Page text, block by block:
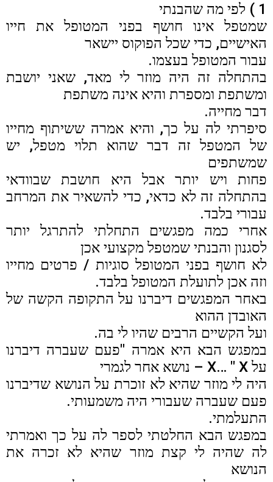
1 ) לפי מה שהבנתי
שמטפל אינו חושף בפני המטופל את חייו
האישיים, כדי שכל הפוקוס יישאר
עבור המטופל בעצמו.
בהתחלה זה היה מוזר לי מאד, שאני יושבת
ומשתפת ומספרת והיא אינה משתפת
דבר מחייה.
סיפרתי לה על כך, והיא אמרה ששיתוף מחייו
של המטפל זה דבר שהוא תלוי מטפל, יש
שמשתפים
פחות ויש יותר אבל היא חושבת שבוודאי
בהתחלה זה לא כדאי, כדי להשאיר את המרחב
עבורי בלבד.
אחרי כמה מפגשים התחלתי להתרגל יותר
לסגנון והבנתי שמטפל מקצועי אכן
לא חושף בפני המטופל סוגיות / פרטים מחייו
וזה אכן לתועלת המטופל בלבד.
באחר המפגשים דיברנו על התקופה הקשה של
האובדן ההוא
ועל הקשיים הרבים שהיו לי בה.
במפגש הבא היא אמרה "פעם שעברה דיברנו
על X… " X – נושא אחר לגמרי
היה לי מוזר שהיא לא זוכרת על הנושא שדיברנו
פעם שעברה שעבורי היה משמעותי.
התעלמתי.
במפגש הבא החלטתי לספר לה על כך ואמרתי
לה שהיה לי קצת מוזר שהיא לא זכרה את
הנושא